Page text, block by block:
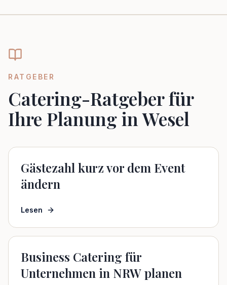
RATGEBER
Catering-Ratgeber für
Ihre Planung in Wesel
Gästezahl kurz vor dem Event
ändern
Lesen
Business Catering für
Unternehmen in NRW planen